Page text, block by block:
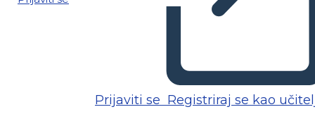
Prijaviti se Registriraj se kao